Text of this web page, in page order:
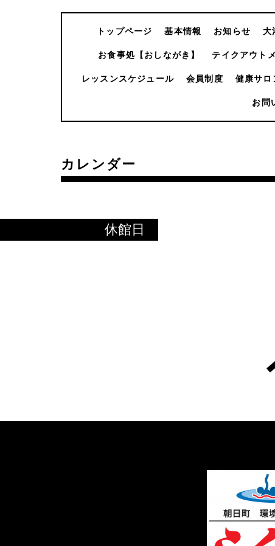
トップページ 基本情報 お知らせ 大
お食事処【おしながき】 テイクアウト
レッスンスケジュール 会員制度 健康サロ
お問
カレンダー
休館日